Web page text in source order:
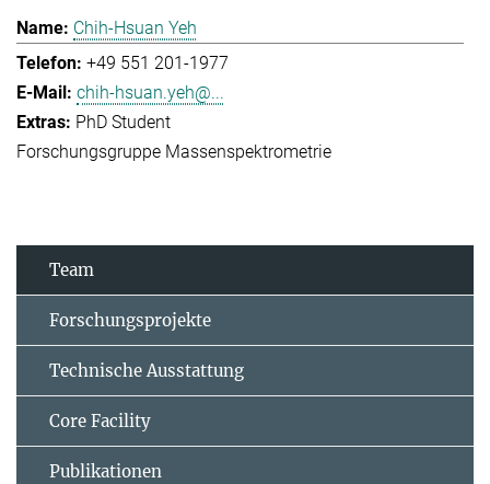
Chih-Hsuan Yeh
+49 551 201-1977
chih-hsuan.yeh@...
PhD Student
Forschungsgruppe Massenspektrometrie
Team
Forschungsprojekte
Technische Ausstattung
Core Facility
Publikationen